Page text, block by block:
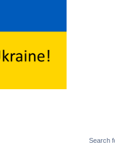
Search